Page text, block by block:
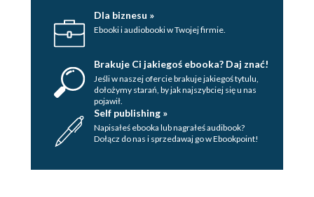
Dla biznesu »
Ebooki i audiobooki w Twojej firmie.
Brakuje Ci jakiegoś ebooka? Daj znać!
Jeśli w naszej ofercie brakuje jakiegoś tytulu,
dołożymy starań, by jak najszybciej się u nas
pojawił.
Self publishing »
Napisałeś ebooka lub nagrałeś audibook?
Dołącz do nas i sprzedawaj go w Ebookpoint!